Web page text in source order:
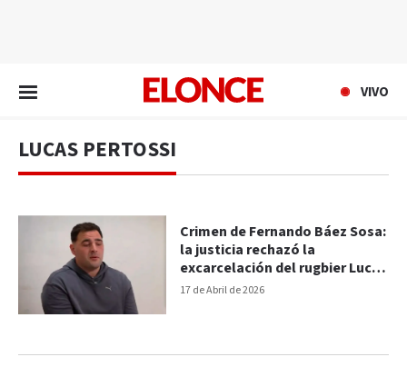
VIVO
LUCAS PERTOSSI
17 de Abril de 2026
Crimen de Fernando Báez Sosa:
la justicia rechazó la
excarcelación del rugbier Lucas
Pertossi